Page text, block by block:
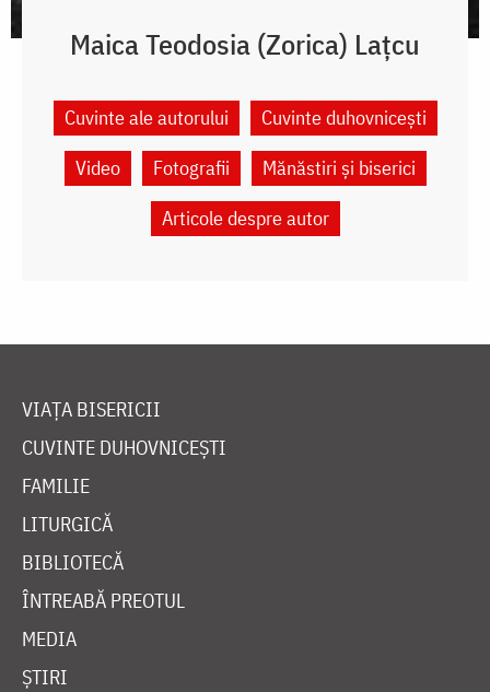
Maica Teodosia (Zorica) Lațcu
Cuvinte ale autorului
Cuvinte duhovnicești
Video
Fotografii
Mănăstiri și biserici
Articole despre autor
VIAȚA BISERICII
CUVINTE DUHOVNICEȘTI
FAMILIE
LITURGICĂ
BIBLIOTECĂ
ÎNTREABĂ PREOTUL
MEDIA
ȘTIRI